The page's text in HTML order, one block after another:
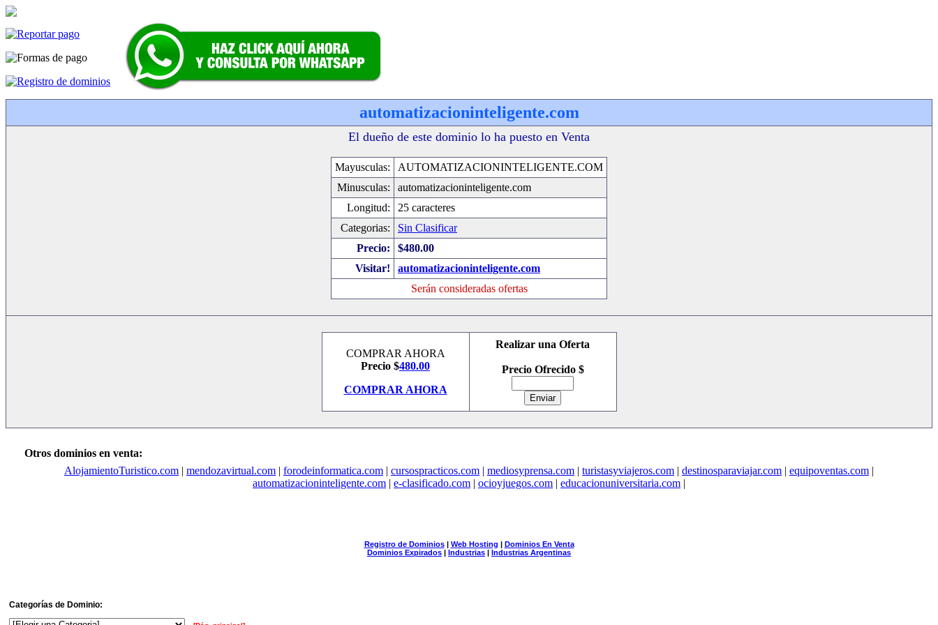
automatizacioninteligente.com
El dueño de este dominio lo ha puesto en Venta
Mayusculas:
AUTOMATIZACIONINTELIGENTE.COM
Minusculas:
automatizacioninteligente.com
Longitud:
25 caracteres
Categorias:
Sin Clasificar
Precio:
$480.00
Visitar!
automatizacioninteligente.com
Serán consideradas ofertas
COMPRAR AHORA
Precio $480.00
COMPRAR AHORA
Realizar una Oferta
Precio Ofrecido $
Otros dominios en venta:
AlojamientoTuristico.com | mendozavirtual.com | forodeinformatica.com | cursospracticos.com | mediosyprensa.com | turistasyviajeros.com | destinosparaviajar.com | equipoventas.com |
automatizacioninteligente.com | e-clasificado.com | ocioyjuegos.com | educacionuniversitaria.com |
Registro de Dominios| Web Hosting | Dominios En Venta
Dominios Expirados | Industrias | Industrias Argentinas
Categorías de Dominio: